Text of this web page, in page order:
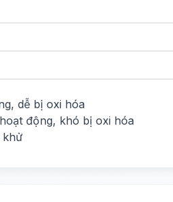
dễ bị oxi hóa
động, khó bị oxi hóa
khử